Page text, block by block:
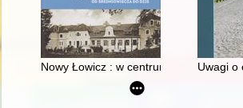
Nowy Łowicz : w centrum poligonuUwagi o